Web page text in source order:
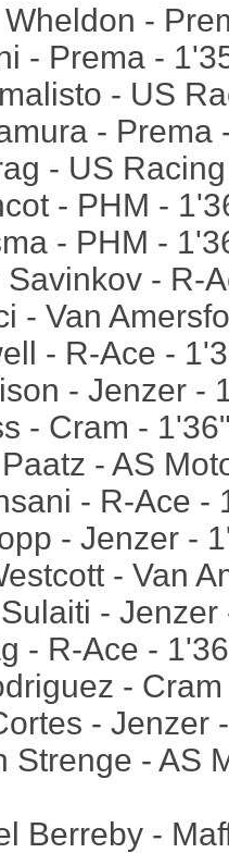
-
- Prema -
- US
- Prema
- US
- PHM -
- PHM -
- R-
- Van
- R-Ace -
- Jenzer -
- Cram -
- AS
- R-Ace -
- Jenzer -
- Van
-
- R-Ace -
-
- Jenzer
Strenge - AS
Berreby -